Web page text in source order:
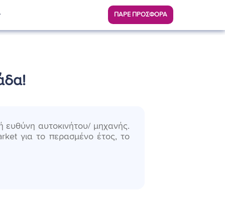
ΠΑΡΕ ΠΡΟΣΦΟΡΑ
ευθύνη αυτοκινήτου/ μηχανής.
για το περασμένο έτος, το